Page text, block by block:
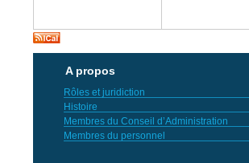
A propos
Rôles et juridiction
Histoire
Membres du Conseil d’Administration
Membres du personnel